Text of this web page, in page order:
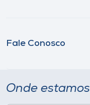
Fale Conosco
Onde estamos